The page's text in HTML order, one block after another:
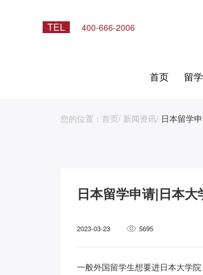
TEL 400-666-2006
首页 留
您的位置： 首页/ 新闻资讯/ 日本留学
日本留学申请|日本大
2023-03-23 5695
一般外国留学生想要进日本大学